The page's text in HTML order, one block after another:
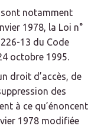
sont notamment
1978, la Loi n°
13 du Code
octobre 1995.
droit d’accès, de
des
à ce qu’énoncent
1978 modifiée